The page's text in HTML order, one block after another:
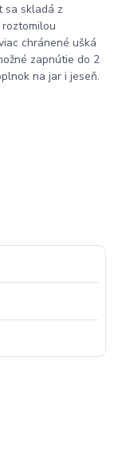
sa skladá z
chránené ušká
zapnútie do 2
na jar i jeseň.